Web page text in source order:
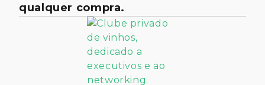
qualquer compra.